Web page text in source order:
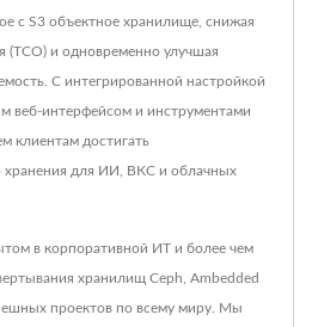
с S3 объектное хранилище, снижая
(TCO) и одновременно улучшая
С интегрированной настройкой
веб-интерфейсом и инструментами
клиентам достигать
хранения для ИИ, ВКС и облачных
в корпоративной ИТ и более чем
хранилищ Ceph, Ambedded
проектов по всему миру. Мы